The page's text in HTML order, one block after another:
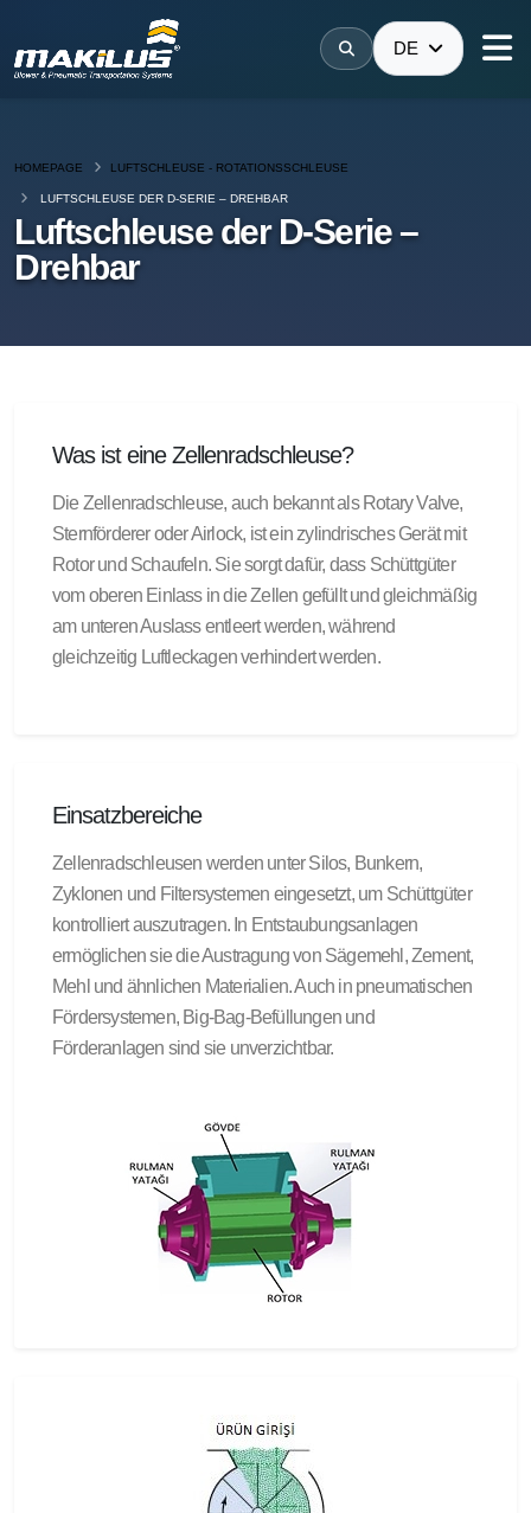
DE
Luftschleuse der D-Serie –
Drehbar
HOMEPAGE LUFTSCHLEUSE - ROTATIONSSCHLEUSE
LUFTSCHLEUSE DER D-SERIE – DREHBAR
Was ist eine Zellenradschleuse?
Die Zellenradschleuse, auch bekannt als Rotary Valve,
Sternförderer oder Airlock, ist ein zylindrisches Gerät mit
Rotor und Schaufeln. Sie sorgt dafür, dass Schüttgüter
vom oberen Einlass in die Zellen gefüllt und gleichmäßig
am unteren Auslass entleert werden, während
gleichzeitig Luftleckagen verhindert werden.
Einsatzbereiche
Zellenradschleusen werden unter Silos, Bunkern,
Zyklonen und Filtersystemen eingesetzt, um Schüttgüter
kontrolliert auszutragen. In Entstaubungsanlagen
ermöglichen sie die Austragung von Sägemehl, Zement,
Mehl und ähnlichen Materialien. Auch in pneumatischen
Fördersystemen, Big-Bag-Befüllungen und
Förderanlagen sind sie unverzichtbar.